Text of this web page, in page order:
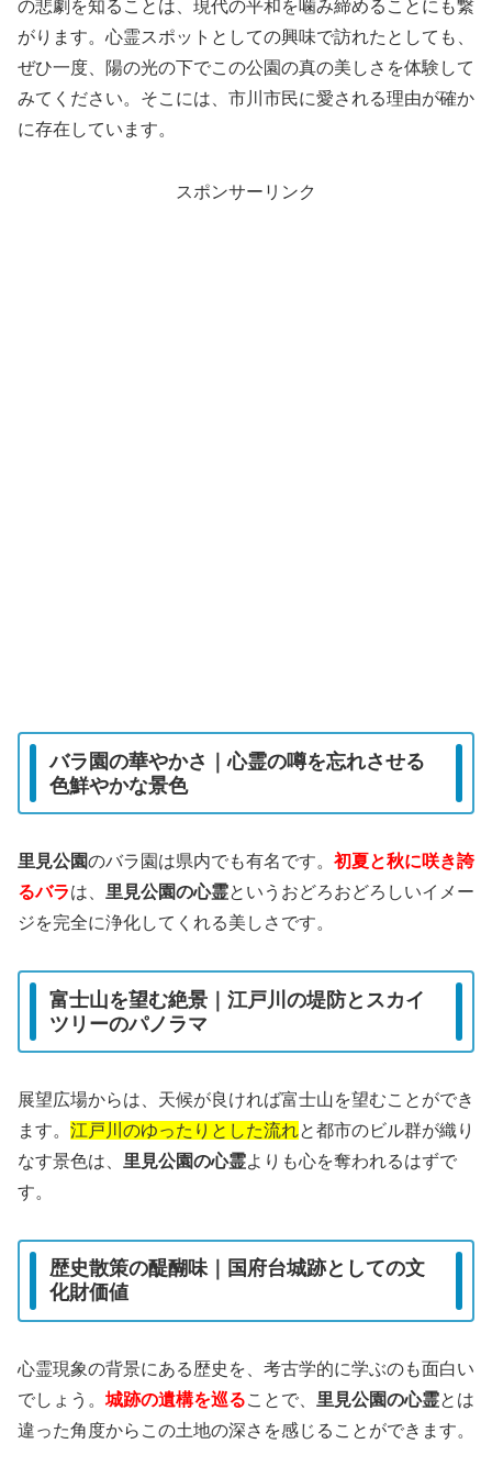
の悲劇を知ることは、現代の平和を噛み締めることにも繋
がります。心霊スポットとしての興味で訪れたとしても、
ぜひ一度、陽の光の下でこの公園の真の美しさを体験して
みてください。そこには、市川市民に愛される理由が確か
に存在しています。
スポンサーリンク
バラ園の華やかさ｜心霊の噂を忘れさせる
色鮮やかな景色
里見公園のバラ園は県内でも有名です。 初夏と秋に咲き誇
るバラは、 里見公園の心霊というおどろおどろしいイメー
ジを完全に浄化してくれる美しさです。
富士山を望む絶景｜江戸川の堤防とスカイ
ツリーのパノラマ
展望広場からは、天候が良ければ富士山を望むことができ
ます。 江戸川のゆったりとした流れと都市のビル群が織り
なす景色は、 里見公園の心霊よりも心を奪われるはずで
す。
歴史散策の醍醐味｜国府台城跡としての文
化財価値
心霊現象の背景にある歴史を、考古学的に学ぶのも面白い
でしょう。 城跡の遺構を巡ることで、 里見公園の心霊とは
違った角度からこの土地の深さを感じることができます。